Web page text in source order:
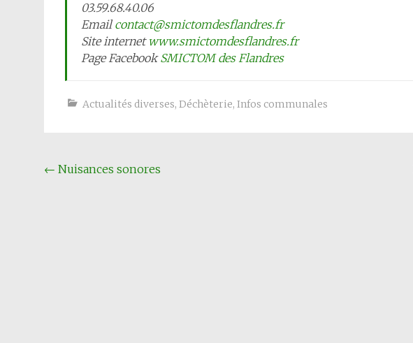
03.59.68.40.06
Email contact@smictomdesflandres.fr
Site internetwww.smictomdesflandres.fr
Page FacebookSMICTOM des Flandres
Actualités diverses, Déchèterie, Infos communales
Navigation
← Nuisances sonores